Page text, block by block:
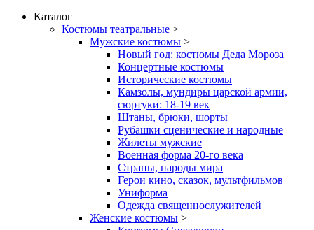
Каталог
Костюмы театральные >
Мужские костюмы >
Новый год: костюмы Деда Мороза
Концертные костюмы
Исторические костюмы
Камзолы, мундиры царской армии,
сюртуки: 18-19 век
Штаны, брюки, шорты
Рубашки сценические и народные
Жилеты мужские
Военная форма 20-го века
Страны, народы мира
Герои кино, сказок, мультфильмов
Униформа
Одежда священнослужителей
Женские костюмы >